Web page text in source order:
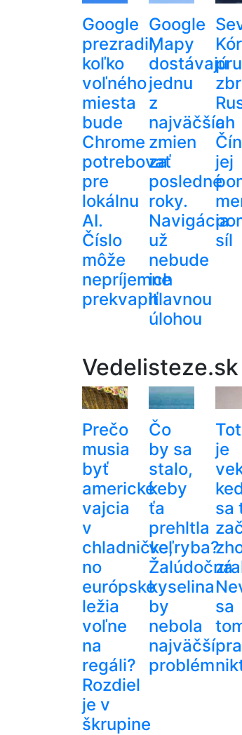
Google
prezradil,
koľko
voľného
miesta
bude
Chrome
potrebovať
pre
lokálnu
AI.
Číslo
môže
nepríjemne
prekvapiť
Google
Mapy
dostávajú
jednu
z
najväčších
zmien
za
posledné
roky.
Navigácia
už
nebude
ich
hlavnou
úlohou
a
jej
síl
Vedelisteze.sk
Prečo
musia
byť
americké
vajcia
v
chladničke,
no
európske
ležia
voľne
na
regáli?
Rozdiel
je v
škrupine
Čo
by sa
stalo,
keby
ťa
prehltla
veľryba?
Žalúdočná
kyselina
by
nebola
najväčší
problém
je
sa
sa